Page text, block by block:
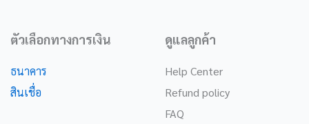
ตัวเลือกทางการเงิน
ธนาคาร
สินเชื่อ
ดูแลลูกค้า
Help Center
Refund policy
FAQ